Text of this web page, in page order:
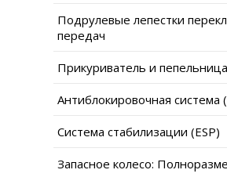
Подрулевые лепестки
передач
Прикуриватель и пепельница
Антиблокировочная система
Система стабилизации (ESP)
Запасное колесо: